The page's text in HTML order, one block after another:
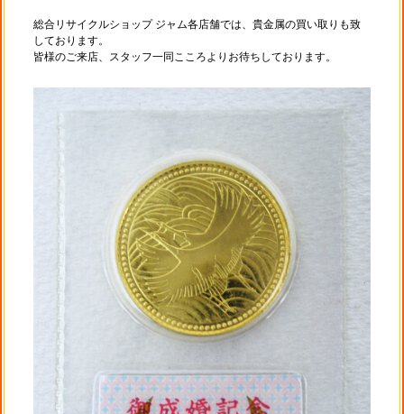
総合リサイクルショップ ジャム各店舗では、貴金属の買い取りも致
しております。
皆様のご来店、スタッフ一同こころよりお待ちしております。